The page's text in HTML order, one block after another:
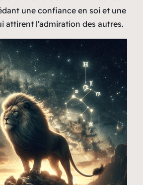
une confiance en soi et une
attirent l’admiration des autres.